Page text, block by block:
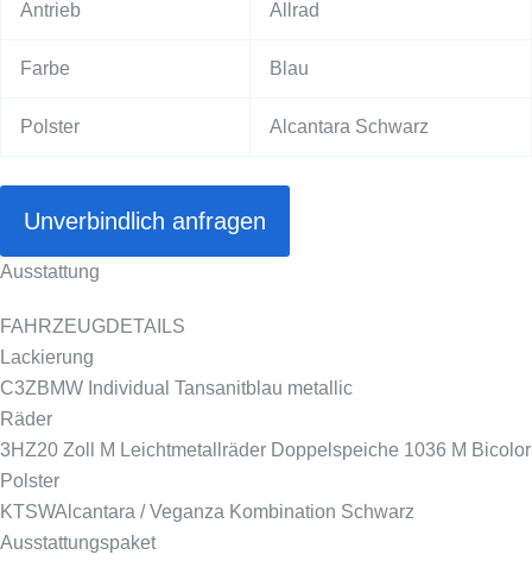
Antrieb Allrad
Farbe Blau
Polster Alcantara Schwarz
Unverbindlich anfragen
Ausstattung
FAHRZEUGDETAILS
Lackierung
C3Z BMW Individual Tansanitblau metallic
Räder
3HZ20 Zoll M Leichtmetallräder Doppelspeiche 1036 M Bicolor
Polster
KTSWAlcantara / Veganza Kombination Schwarz
Ausstattungspaket